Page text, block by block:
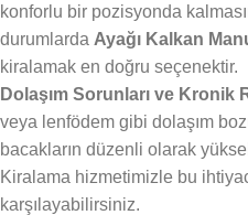
konforlu bir pozisyonda
durumlarda Ayağı Kalkan
kiralamak en doğru seçenektir.
Dolaşım Sorunları ve Kronik
veya lenfödem gibi dolaşım
bacakların düzenli olarak
Kiralama hizmetimizle bu
karşılayabilirsiniz.